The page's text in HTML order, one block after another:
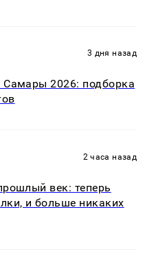
3 дня назад
Самары 2026: подборка
2 часа назад
век: теперь
и больше никаких